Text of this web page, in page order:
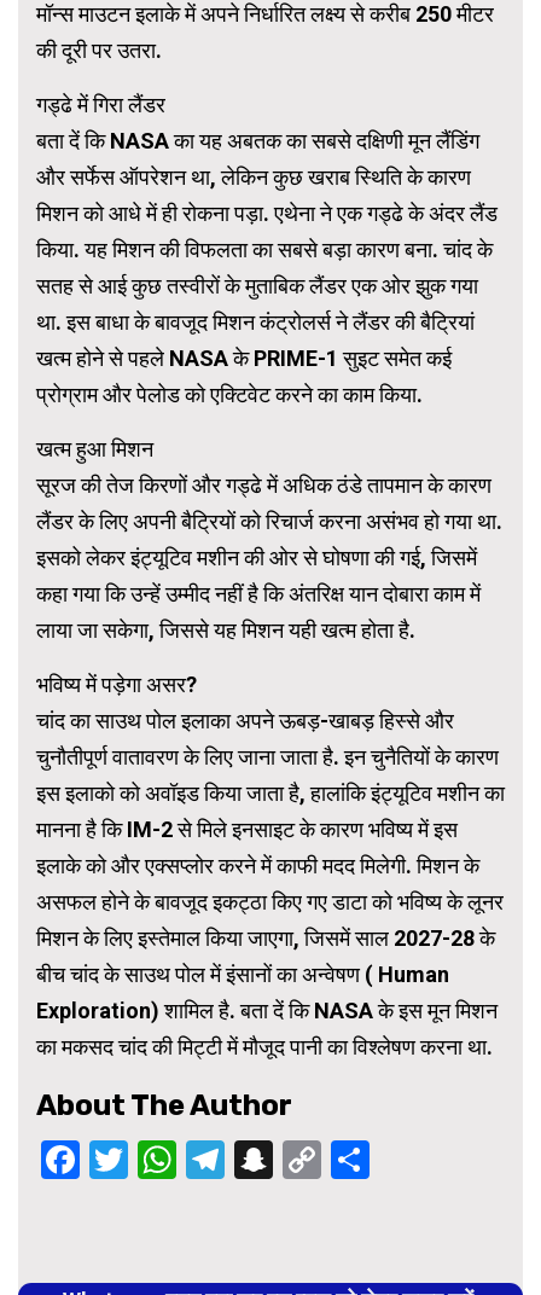
मॉन्स माउटन इलाके में अपने निर्धारित लक्ष्य से करीब 250 मीटर
की दूरी पर उतरा.
गड्ढे में गिरा लैंडर
बता दें कि NASA का यह अबतक का सबसे दक्षिणी मून लैंडिंग
और सर्फेस ऑपरेशन था, लेकिन कुछ खराब स्थिति के कारण
मिशन को आधे में ही रोकना पड़ा. एथेना ने एक गड्ढे के अंदर लैंड
किया. यह मिशन की विफलता का सबसे बड़ा कारण बना. चांद के
सतह से आई कुछ तस्वीरों के मुताबिक लैंडर एक ओर झुक गया
था. इस बाधा के बावजूद मिशन कंट्रोलर्स ने लैंडर की बैट्रियां
खत्म होने से पहले NASA के PRIME-1 सुइट समेत कई
प्रोग्राम और पेलोड को एक्टिवेट करने का काम किया.
खत्म हुआ मिशन
सूरज की तेज किरणों और गड्ढे में अधिक ठंडे तापमान के कारण
लैंडर के लिए अपनी बैट्रियों को रिचार्ज करना असंभव हो गया था.
इसको लेकर इंट्यूटिव मशीन की ओर से घोषणा की गई, जिसमें
कहा गया कि उन्हें उम्मीद नहीं है कि अंतरिक्ष यान दोबारा काम में
लाया जा सकेगा, जिससे यह मिशन यही खत्म होता है.
भविष्य में पड़ेगा असर?
चांद का साउथ पोल इलाका अपने ऊबड़-खाबड़ हिस्से और
चुनौतीपूर्ण वातावरण के लिए जाना जाता है. इन चुनैतियों के कारण
इस इलाको को अवॉइड किया जाता है, हालांकि इंट्यूटिव मशीन का
मानना है कि IM-2 से मिले इनसाइट के कारण भविष्य में इस
इलाके को और एक्सप्लोर करने में काफी मदद मिलेगी. मिशन के
असफल होने के बावजूद इकट्ठा किए गए डाटा को भविष्य के लूनर
मिशन के लिए इस्तेमाल किया जाएगा, जिसमें साल 2027-28 के
बीच चांद के साउथ पोल में इंसानों का अन्वेषण ( Human
Exploration) शामिल है. बता दें कि NASA के इस मून मिशन
का मकसद चांद की मिट्टी में मौजूद पानी का विश्लेषण करना था.
About The Author
Facebook
Twitter
WhatsApp
Telegram
Snapchat
Copy
Reading